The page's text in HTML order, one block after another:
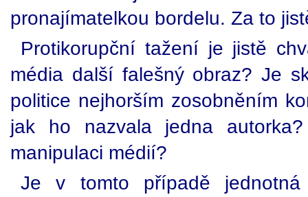
pronajímatelkou bordelu. Za to
Protikorupční tažení je jistě
média další falešný obraz? Je
politice nejhorším zosobněním
jak ho nazvala jedna
manipulaci médií?
Je v tomto případě jednotná